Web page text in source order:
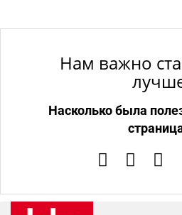
Нам важно
Насколько была